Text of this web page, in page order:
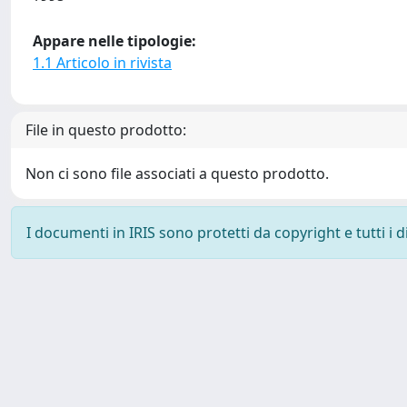
Appare nelle tipologie:
1.1 Articolo in rivista
File in questo prodotto:
Non ci sono file associati a questo prodotto.
I documenti in IRIS sono protetti da copyright e tutti i